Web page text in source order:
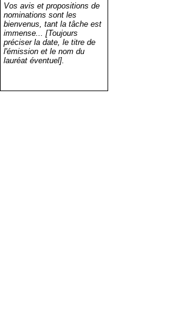
Vos avis et propositions de
nominations sont les
bienvenus, tant la tâche est
immense... [Toujours
préciser la date, le titre de
l'émission et le nom du
lauréat éventuel].